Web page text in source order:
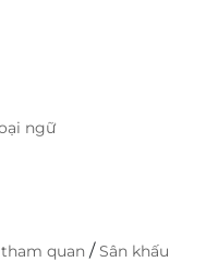
ngữ
quan /Sân khấu